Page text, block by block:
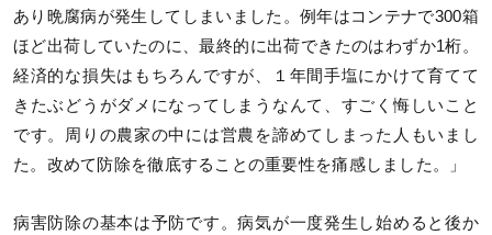
あり晩腐病が発生してしまいました。例年はコンテナで300箱
ほど出荷していたのに、最終的に出荷できたのはわずか1桁。
経済的な損失はもちろんですが、１年間手塩にかけて育てて
きたぶどうがダメになってしまうなんて、すごく悔しいこと
です。周りの農家の中には営農を諦めてしまった人もいまし
た。改めて防除を徹底することの重要性を痛感しました。」
病害防除の基本は予防です。病気が一度発生し始めると後か